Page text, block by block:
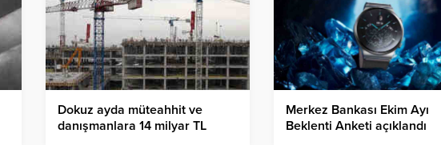
Dokuz ayda müteahhit ve
danışmanlara 14 milyar TL
Merkez Bankası Ekim Ayı
Beklenti Anketi açıklandı